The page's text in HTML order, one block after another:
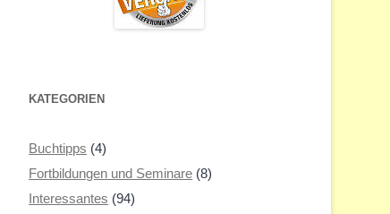
KATEGORIEN
Buchtipps (4)
Fortbildungen und Seminare (8)
Interessantes (94)